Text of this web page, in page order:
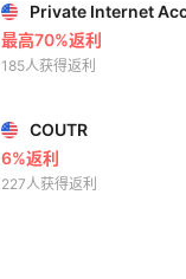
Private Internet
最高70%返利
185人获得返利
COUTR
6%返利
227人获得返利